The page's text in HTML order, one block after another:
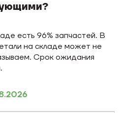
есть 96% запчастей. В
на складе может не
Срок ожидания